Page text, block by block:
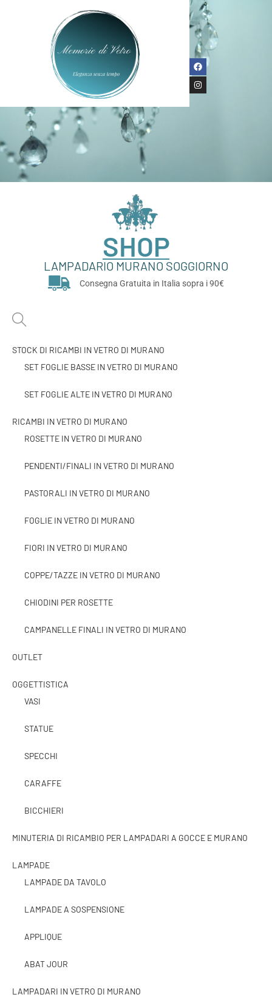
SHOP
LAMPADARIO MURANO SOGGIORNO
Consegna Gratuita in Italia sopra i 90€
STOCK DI RICAMBI IN VETRO DI MURANO
SET FOGLIE BASSE IN VETRO DI MURANO
SET FOGLIE ALTE IN VETRO DI MURANO
RICAMBI IN VETRO DI MURANO
ROSETTE IN VETRO DI MURANO
PENDENTI/FINALI IN VETRO DI MURANO
PASTORALI IN VETRO DI MURANO
FOGLIE IN VETRO DI MURANO
FIORI IN VETRO DI MURANO
COPPE/TAZZE IN VETRO DI MURANO
CHIODINI PER ROSETTE
CAMPANELLE FINALI IN VETRO DI MURANO
OUTLET
OGGETTISTICA
VASI
STATUE
SPECCHI
CARAFFE
BICCHIERI
MINUTERIA DI RICAMBIO PER LAMPADARI A GOCCE E MURANO
LAMPADE
LAMPADE DA TAVOLO
LAMPADE A SOSPENSIONE
APPLIQUE
ABAT JOUR
LAMPADARI IN VETRO DI MURANO